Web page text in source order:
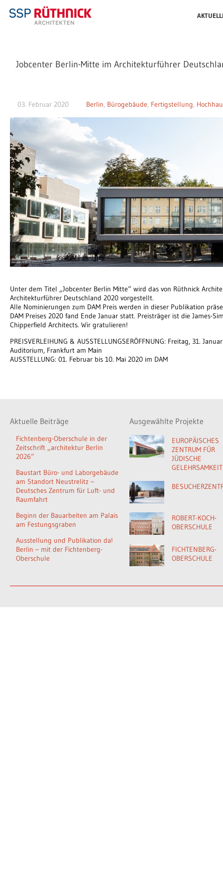
Jobcenter Berlin-Mitte im Architekturführer
03. Februar 2020 Berlin, Bürogebäude, Fertigstellung,
Unter dem Titel „Jobcenter Berlin Mitte“ wird das von Rüthnick
Architekturführer Deutschland 2020 vorgestellt.
Alle Nominierungen zum DAM Preis werden in dieser Publikation
DAM Preises 2020 fand Ende Januar statt. Preisträger ist die James-
Chipperfield Architects. Wir gratulieren!
PREISVERLEIHUNG & AUSSTELLUNGSERÖFFNUNG: Freitag, 31.
Auditorium, Frankfurt am Main
AUSSTELLUNG: 01. Februar bis 10. Mai 2020 im DAM
Aktuelle Beiträge
Fichtenberg-Oberschule in der
Zeitschrift „architektur Berlin
2026“
Baustart Büro- und Laborgebäude
am Standort Neustrelitz –
Deutsches Zentrum für Luft- und
Raumfahrt
Beginn der Bauarbeiten am Palais
am Festungsgraben
Ausstellung und Publikation da!
Berlin – mit der Fichtenberg-
Oberschule
Ausgewählte Projekte
EUROPÄISCHES
ZENTRUM FÜR
JÜDISCHE
GELEHRSAMKEIT
ROBERT-KOCH-
OBERSCHULE
FICHTENBERG-
OBERSCHULE